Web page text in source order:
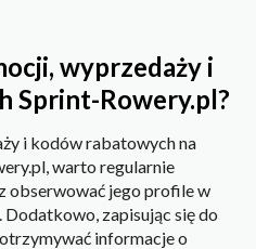
wyprzedaży i
Sprint-Rowery.pl?
i kodów rabatowych na
warto regularnie
obserwować jego profile w
Dodatkowo, zapisując się do
informacje o